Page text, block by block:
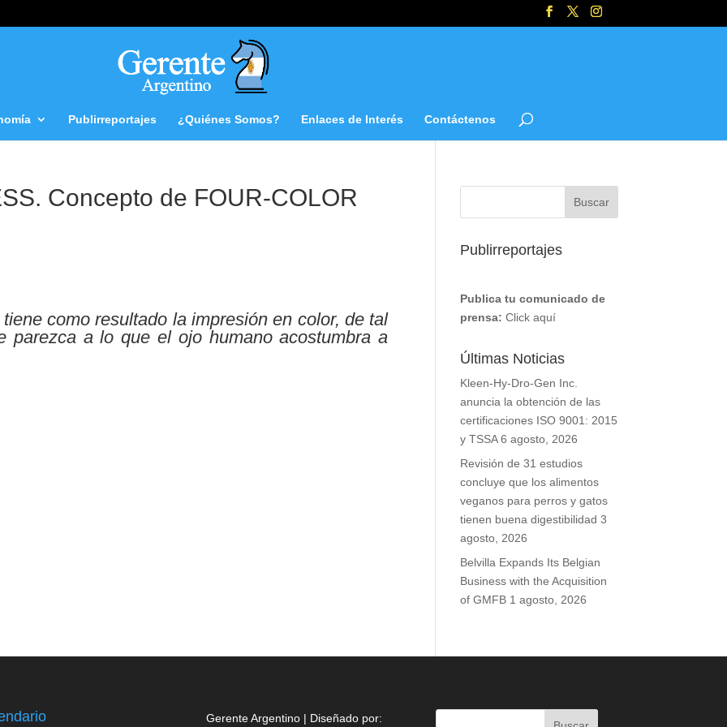
Publirreportajes ¿Quiénes Somos? Enlaces de Interés Contáctenos
Concepto de FOUR-COLOR
como resultado la impresión en color, de tal
parezca a lo que el ojo humano acostumbra a
Publirreportajes
Publica tu comunicado de
prensa: Click aquí
Últimas Noticias
Kleen-Hy-Dro-Gen Inc.
anuncia la obtención de las
certificaciones ISO 9001: 2015
y TSSA 6 agosto, 2026
Revisión de 31 estudios
concluye que los alimentos
veganos para perros y gatos
tienen buena digestibilidad 3
agosto, 2026
Belvilla Expands Its Belgian
Business with the Acquisition
of GMFB 1 agosto, 2026
Gerente Argentino | Diseñado por: